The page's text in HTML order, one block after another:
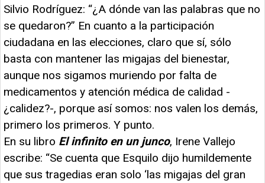
Silvio Rodríguez: “¿A dónde van las palabras que no
se quedaron?” En cuanto a la participación
ciudadana en las elecciones, claro que sí, sólo
basta con mantener las migajas del bienestar,
aunque nos sigamos muriendo por falta de
medicamentos y atención médica de calidad -
¿calidez?-, porque así somos: nos valen los demás,
primero los primeros. Y punto.
En su libro El infinito en un junco, Irene Vallejo
escribe: “Se cuenta que Esquilo dijo humildemente
que sus tragedias eran solo ‘las migajas del gran